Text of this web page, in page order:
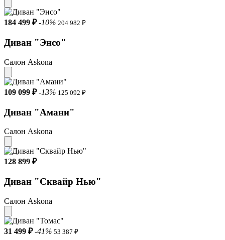
184 499 ₽ -10% 204 982 ₽
Диван "Энсо"
Салон Askona
109 099 ₽ -13% 125 092 ₽
Диван "Амани"
Салон Askona
128 899 ₽
Диван "Сквайр Нью"
Салон Askona
31 499 ₽ -41% 53 387 ₽